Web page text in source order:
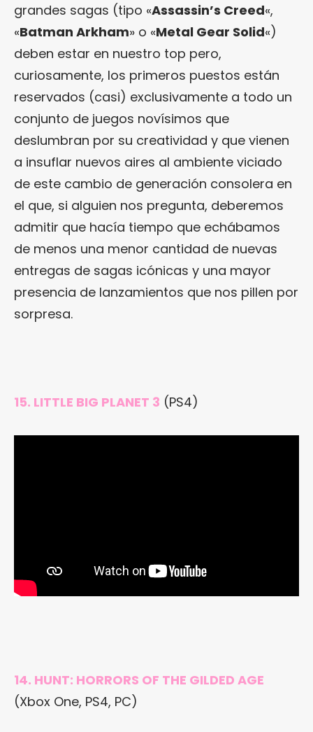
grandes sagas (tipo «Assassin’s Creed«,
«Batman Arkham» o «Metal Gear Solid«)
deben estar en nuestro top pero,
curiosamente, los primeros puestos están
reservados (casi) exclusivamente a todo un
conjunto de juegos novísimos que
deslumbran por su creatividad y que vienen
a insuflar nuevos aires al ambiente viciado
de este cambio de generación consolera en
el que, si alguien nos pregunta, deberemos
admitir que hacía tiempo que echábamos
de menos una menor cantidad de nuevas
entregas de sagas icónicas y una mayor
presencia de lanzamientos que nos pillen por
sorpresa.
15. LITTLE BIG PLANET 3 (PS4)
14. HUNT: HORRORS OF THE GILDED AGE
(Xbox One, PS4, PC)